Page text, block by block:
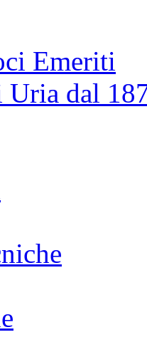
Emeriti
Uria dal